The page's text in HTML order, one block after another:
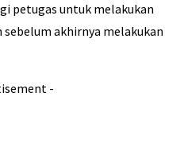
petugas untuk melakukan
akhirnya melakukan
-